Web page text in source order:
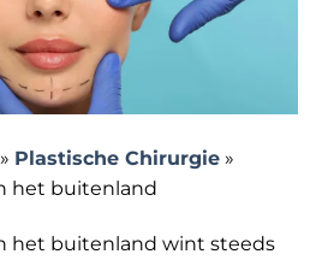
» Plastische Chirurgie »
het buitenland
het buitenland wint steeds